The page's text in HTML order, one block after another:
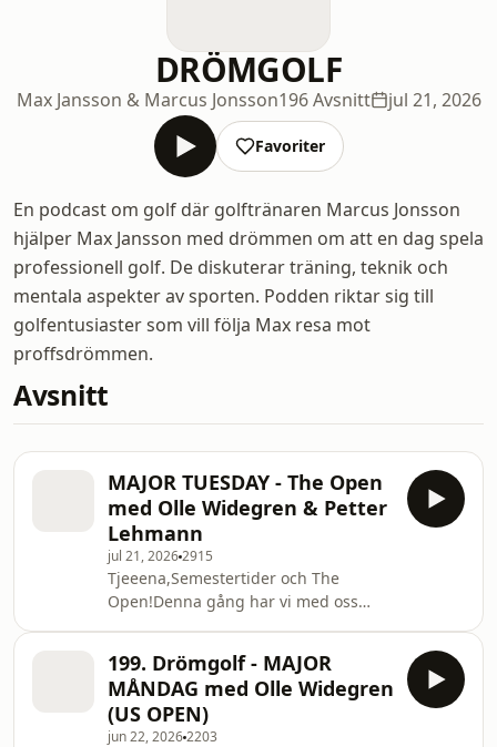
DRÖMGOLF
Max Jansson & Marcus Jonsson196 Avsnitt jul 21, 2026
Favoriter
En podcast om golf där golftränaren Marcus Jonsson
hjälper Max Jansson med drömmen om att en dag spela
professionell golf. De diskuterar träning, teknik och
mentala aspekter av sporten. Podden riktar sig till
golfentusiaster som vill följa Max resa mot
proffsdrömmen.
Avsnitt
MAJOR TUESDAY - The Open
med Olle Widegren & Petter
Lehmann
jul 21, 20262915
Tjeeena,Semestertider och The
Open!Denna gång har vi med oss
moments.
199. Drömgolf - MAJOR
MÅNDAG med Olle Widegren
(US OPEN)
jun 22, 20262203